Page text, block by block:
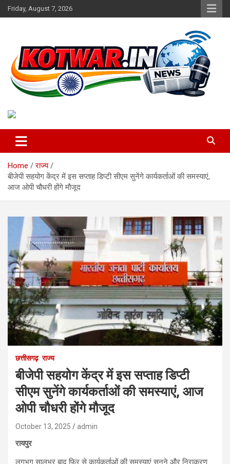
Skip
to
Friday, August 7, 2026
kotwar.in
Home
राज्य
बीजेपी सहयोग केंद्र में इस सप्ताह डिप्टी सीएम सुनेंगे कार्यकर्ताओं की समस्याएं,
आज ओपी चौधरी होंगे मौजूद
छत्तीसगढ़ राज्य
बीजेपी सहयोग केंद्र में इस सप्ताह डिप्टी
सीएम सुनेंगे कार्यकर्ताओं की समस्याएं, आज
ओपी चौधरी होंगे मौजूद
October 13, 2025 admin
रायपुर
लगभग सालभर बाद फिर से कार्यकर्ताओं की समस्याएं सुनने और निराकरण